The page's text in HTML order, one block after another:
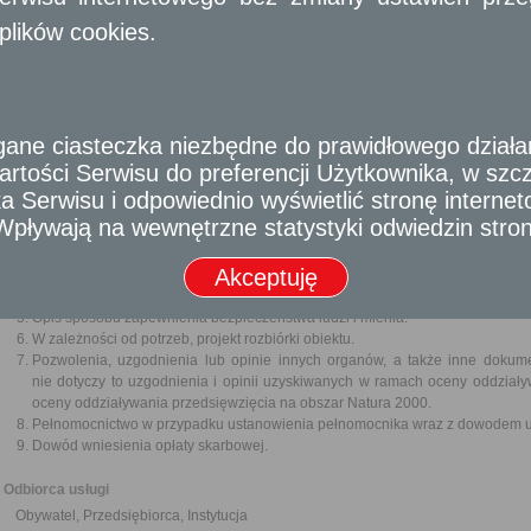
W przypadku rozbiórki mającej na celu usunięcie bezpośredniego
zabezpieczające i rozbiórkowe mogą się rozpocząć przed
Wykonanie rozbiórki innych niż wyżej wymienione obiektów
na rozbiórkę.
Wymagane dokumenty
Wniosek o wydanie decyzji o pozwoleniu na rozbiórkę.
Zgoda właściciela obiektu, jeżeli nie jest nim wnioskodawca.
Szkic usytuowania obiektu budowlanego.
Opis zakresu i sposobu prowadzenia robót rozbiórkowych.
Opis sposobu zapewnienia bezpieczeństwa ludzi i mienia.
W zależności od potrzeb, projekt rozbiórki obiektu.
Pozwolenia, uzgodnienia lub opinie innych organów, a także inne
nie dotyczy to uzgodnienia i opinii uzyskiwanych w ramach oceny
oceny oddziaływania przedsięwzięcia na obszar Natura 2000.
Pełnomocnictwo w przypadku ustanowienia pełnomocnika wraz z dowodem
Dowód wniesienia opłaty skarbowej.
Odbiorca usługi
Obywatel, Przedsiębiorca, Instytucja
cookies.
ciasteczka niezbędne do prawidłowego
Serwisu do preferencji Użytkownika, w
Serwisu i odpowiednio wyświetlić stronę
na wewnętrzne statystyki odwiedzin stron
Akceptuję